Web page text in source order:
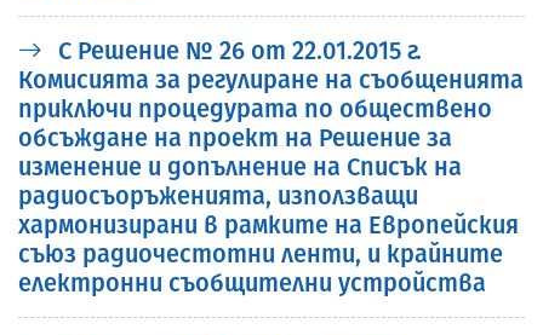
С Решение № 26 от 22.01.2015 г.
Комисията за регулиране на съобщенията
приключи процедурата по обществено
обсъждане на проект на Решение за
изменение и допълнение на Списък на
радиосъоръженията, използващи
хармонизирани в рамките на Европейския
съюз радиочестотни ленти, и крайните
електронни съобщителни устройства